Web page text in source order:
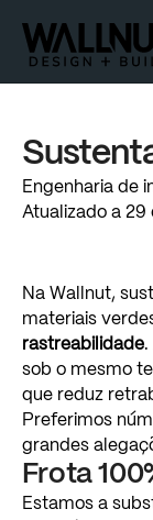
Engenharia de
Atualizado a 29
Na Wallnut,
materiais
rastreabilidade.
sob o mesmo
que reduz
Preferimos
grandes
Frota
Estamos a